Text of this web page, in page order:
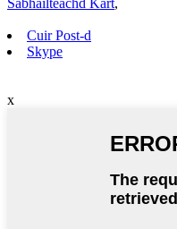
Sàbhailteachd Kart,
Cuir Post-d
Skype
x